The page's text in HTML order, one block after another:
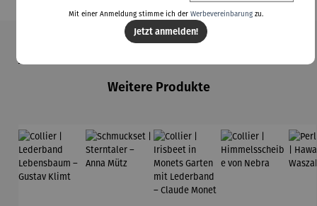
Weitere Produkte
Mit einer Anmeldung stimme ich der Werbevereinbarungzu.
Jetzt anmelden!